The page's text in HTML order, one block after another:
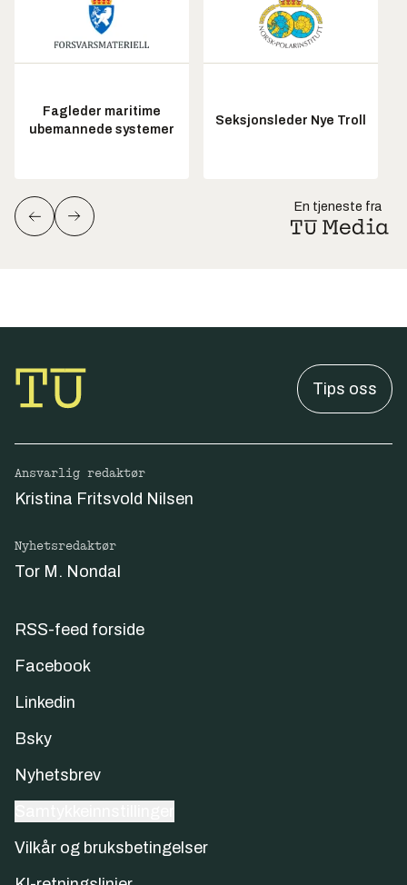
Fagleder maritime
ubemannede systemer
Seksjonsleder Nye Troll
En tjeneste fra
Tips oss
Ansvarlig redaktør
Kristina Fritsvold Nilsen
Nyhetsredaktør
Tor M. Nondal
RSS-feed forside
Facebook
Linkedin
Bsky
Nyhetsbrev
Vilkår og bruksbetingelser